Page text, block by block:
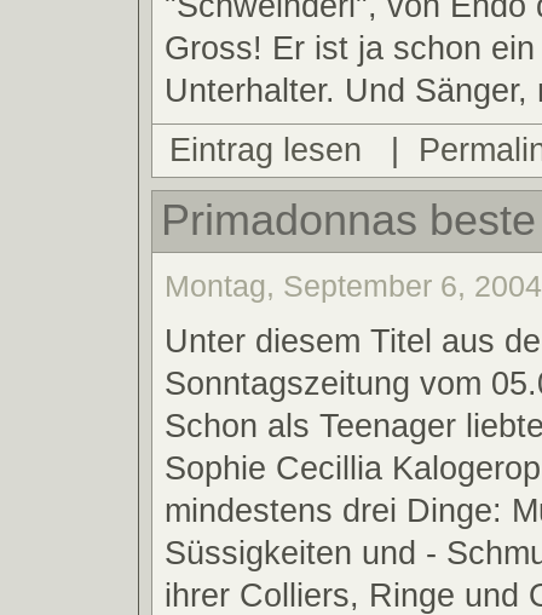
Gross! Er ist ja schon
Unterhalter. Und Sänger,
Eintrag lesen
|
Primadonnas
Montag, September 6,
Unter diesem Titel aus
Sonntagszeitung vom
Schon als Teenager
Sophie Cecillia
mindestens drei Dinge:
Süssigkeiten und -
ihrer Colliers, Ringe und